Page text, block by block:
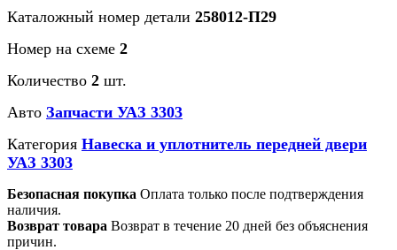
Каталожный номер детали 258012-П29
Номер на схеме 2
Количество 2 шт.
Авто Запчасти УАЗ 3303
Категория Навеска и уплотнитель передней двери
УАЗ 3303
Безопасная покупка Оплата только после подтверждения
наличия.
Возврат товара Возврат в течение 20 дней без объяснения
причин.